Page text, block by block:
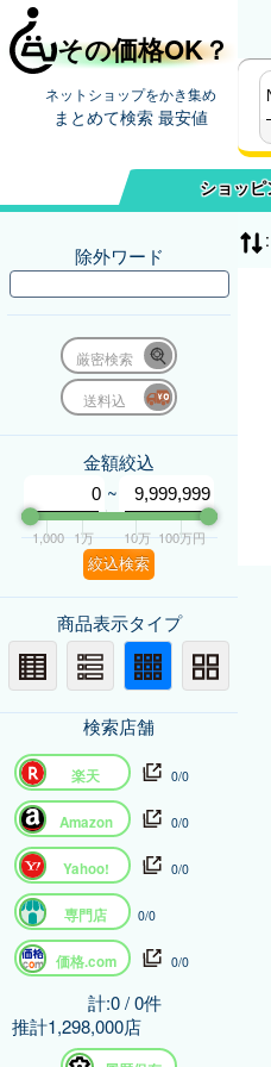
その価格OK？
ネットショップをかき集め
まとめて検索 最安値
ショッピ
除外ワード
厳密検索
送料込
金額絞込
~
1,000 1万 10万 100万円
絞込検索
商品表示タイプ
検索店舗
楽天 0/0
Amazon 0/0
Yahoo! 0/0
専門店 0/0
価格.com 0/0
計:0 / 0件
推計1,298,000店
: